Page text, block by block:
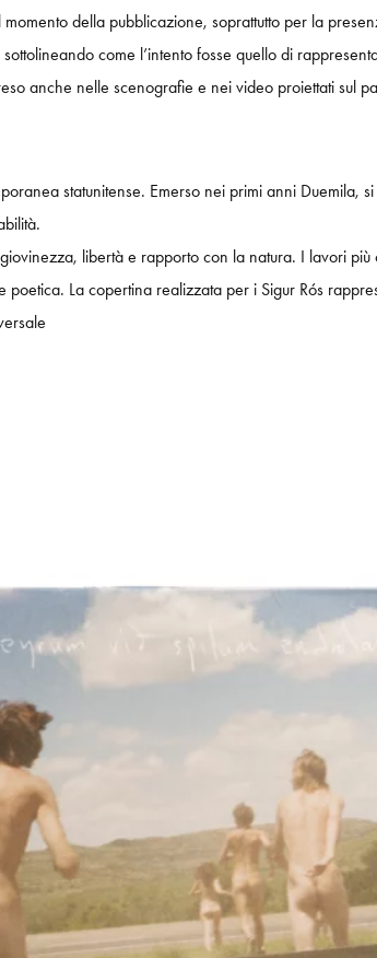
momento della pubblicazione, soprattutto per la
come l’intento fosse quello di
anche nelle scenografie e nei video proiettati sul
statunitense. Emerso nei primi anni Duemila,
libertà e rapporto con la natura. I lavori
La copertina realizzata per i Sigur Rós